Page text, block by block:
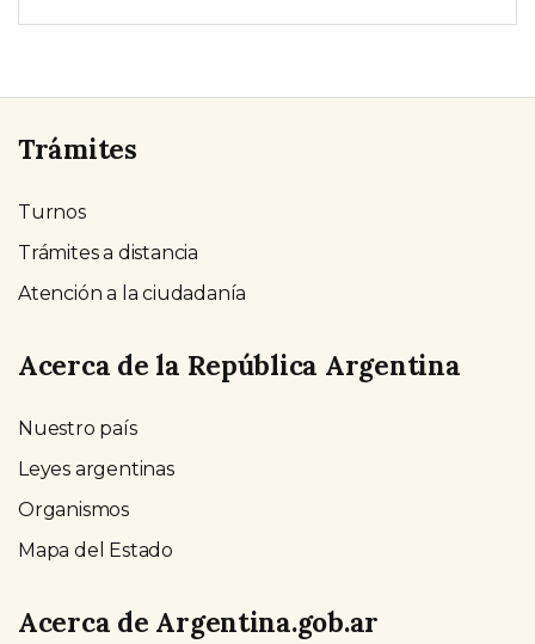
Trámites
Turnos
Trámites a distancia
Atención a la ciudadanía
Acerca de la República Argentina
Nuestro país
Leyes argentinas
Organismos
Mapa del Estado
Acerca de Argentina.gob.ar